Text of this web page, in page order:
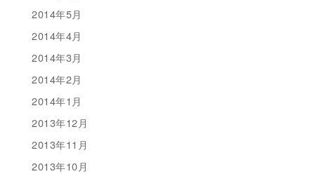
2014年5月
2014年4月
2014年3月
2014年2月
2014年1月
2013年12月
2013年11月
2013年10月